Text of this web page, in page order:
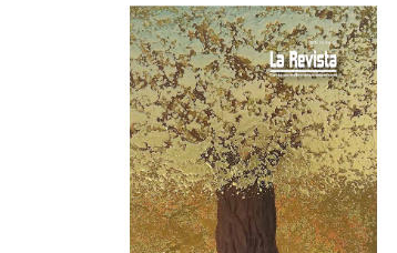
Barra
lateral
del
artículo